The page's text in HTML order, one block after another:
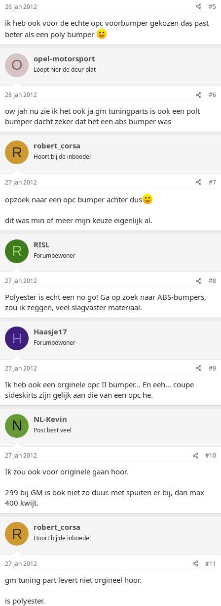
26 jan 2012 #5
ik heb ook voor de echte opc voorbumper gekozen das past
beter als een poly bumper
O opel-motorsport
Loopt hier de deur plat
28 jan 2012 #6
ow jah nu zie ik het ook ja gm tuningparts is ook een polt
bumper dacht zeker dat het een abs bumper was
R robert_corsa
Hoort bij de inboedel
27 jan 2012 #7
opzoek naar een opc bumper achter dus
dit was min of meer mijn keuze eigenlijk al.
R RISL
Forumbewoner
27 jan 2012 #8
Polyester is echt een no go! Ga op zoek naar ABS-bumpers,
zou ik zeggen, veel slagvaster materiaal.
H Haasje17
Forumbewoner
27 jan 2012 #9
Ik heb ook een orginele opc II bumper... En eeh... coupe
sideskirts zijn gelijk aan die van een opc he.
N NL-Kevin
Post best veel
27 jan 2012 #10
Ik zou ook voor originele gaan hoor.
299 bij GM is ook niet zo duur. met spuiten er bij, dan max
400 kwijt.
R robert_corsa
Hoort bij de inboedel
27 jan 2012 #11
gm tuning part levert niet orgineel hoor.
is polyester.